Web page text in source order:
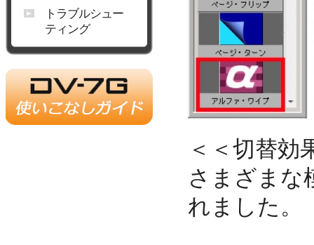
＜＜切替効
さまざまな
れました。
トラブルシュー
ティング